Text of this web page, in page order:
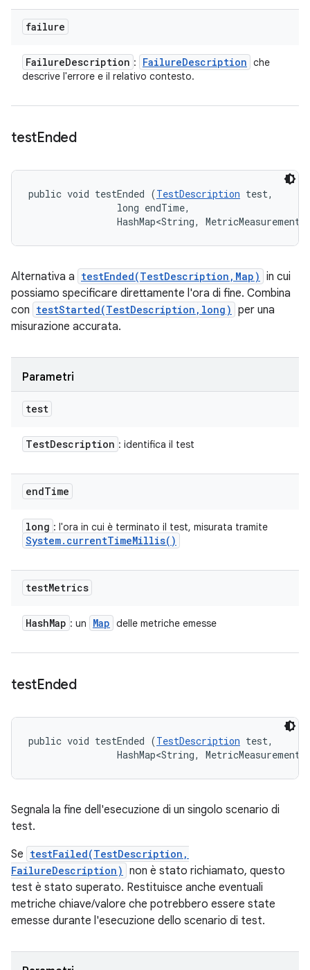
failure
FailureDescription : FailureDescription che
descrive l'errore e il relativo contesto.
testEnded
public void testEnded (TestDescription test,
                long endTime,
HashMap<String,
Alternativa a testEnded(TestDescription,Map) in cui
possiamo specificare direttamente l'ora di fine. Combina
con testStarted(TestDescription,long) per una
misurazione accurata.
Parametri
test
TestDescription : identifica il test
endTime
long : l'ora in cui è terminato il test, misurata tramite
System. currentTimeMillis( )
testMetrics
HashMap : un Map delle metriche emesse
testEnded
public void testEnded (TestDescription test,
HashMap<String,
Segnala la fine dell'esecuzione di un singolo scenario di
test.
Se testFailed(TestDescription,
FailureDescription) non è stato richiamato, questo
test è stato superato. Restituisce anche eventuali
metriche chiave/valore che potrebbero essere state
emesse durante l'esecuzione dello scenario di test.